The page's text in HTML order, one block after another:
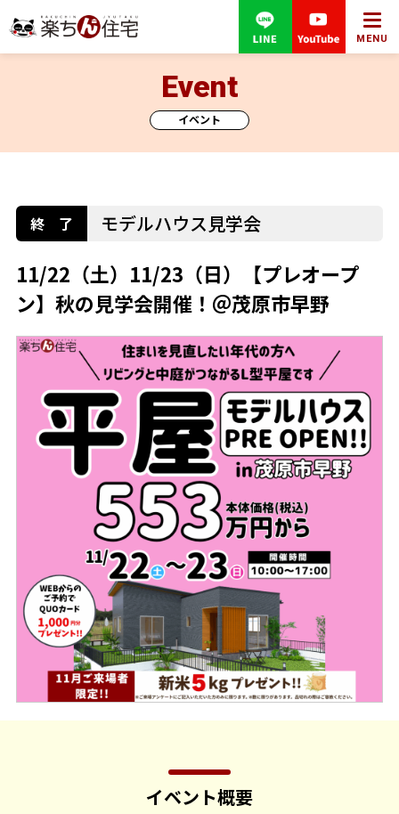
MENU
イベント
Event
モデルハウス見学会
11/22（土）11/23（日）【プレオープ
ン】秋の見学会開催！＠茂原市早野
イベント概要